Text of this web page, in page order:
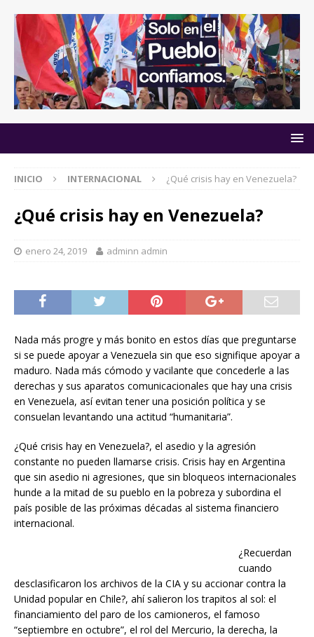
INICIO INTERNACIONAL ¿Qué crisis hay en Venezuela?
¿Qué crisis hay en Venezuela?
enero 24, 2019 adminn admin
Nada más progre y más bonito en estos días que preguntarse
si se puede apoyar a Venezuela sin que eso signifique apoyar a
maduro. Nada más cómodo y vacilante que concederle a las
derechas y sus aparatos comunicacionales que hay una crisis
en Venezuela, así evitan tener una posición política y se
consuelan levantando una actitud “humanitaria”.
¿Qué crisis hay en Venezuela?, el asedio y la agresión
constante no pueden llamarse crisis. Crisis hay en Argentina
que sin asedio ni agresiones, que sin bloqueos internacionales
hunde a la mitad de su pueblo en la pobreza y subordina el
país posible de las próximas décadas al sistema financiero
internacional.
¿Recuerdan
cuando
desclasificaron los archivos de la CIA y su accionar contra la
Unidad popular en Chile?, ahí salieron los trapitos al sol: el
financiamiento del paro de los camioneros, el famoso
“septiembre en octubre”, el rol del Mercurio, la derecha, la